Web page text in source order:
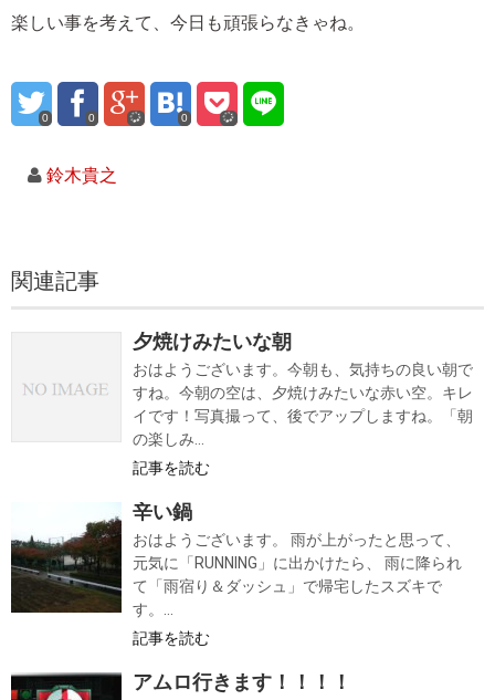
楽しい事を考えて、今日も頑張らなきゃね。
0 0 0
鈴木貴之
関連記事
夕焼けみたいな朝
おはようございます。今朝も、気持ちの良い朝で
すね。今朝の空は、夕焼けみたいな赤い空。キレ
イです！写真撮って、後でアップしますね。「朝
の楽しみ...
記事を読む
辛い鍋
おはようございます。 雨が上がったと思って、
元気に「RUNNING」に出かけたら、 雨に降られ
て「雨宿り＆ダッシュ」で帰宅したスズキで
す。...
記事を読む
アムロ行きます！！！！